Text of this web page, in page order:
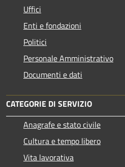
Uffici
Enti e fondazioni
Politici
Personale Amministrativo
Documenti e dati
CATEGORIE DI SERVIZIO
Anagrafe e stato civile
Cultura e tempo libero
Vita lavorativa